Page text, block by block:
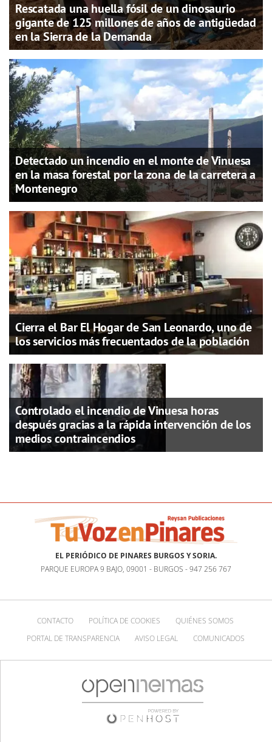
Rescatada una huella fósil de un dinosaurio
gigante de 125 millones de años de antigüedad
en la Sierra de la Demanda
Detectado un incendio en el monte de Vinuesa
en la masa forestal por la zona de la carretera a
Montenegro
Cierra el Bar El Hogar de San Leonardo, uno de
los servicios más frecuentados de la población
Controlado el incendio de Vinuesa horas
después gracias a la rápida intervención de los
medios contraincendios
EL PERIÓDICO DE PINARES BURGOS Y SORIA.
PARQUE EUROPA 9 BAJO, 09001 - BURGOS - 947 256 767
CONTACTO POLÍTICA DE COOKIES
QUIÉNES SOMOS
PORTAL DE TRANSPARENCIA
AVISO LEGAL COMUNICADOS